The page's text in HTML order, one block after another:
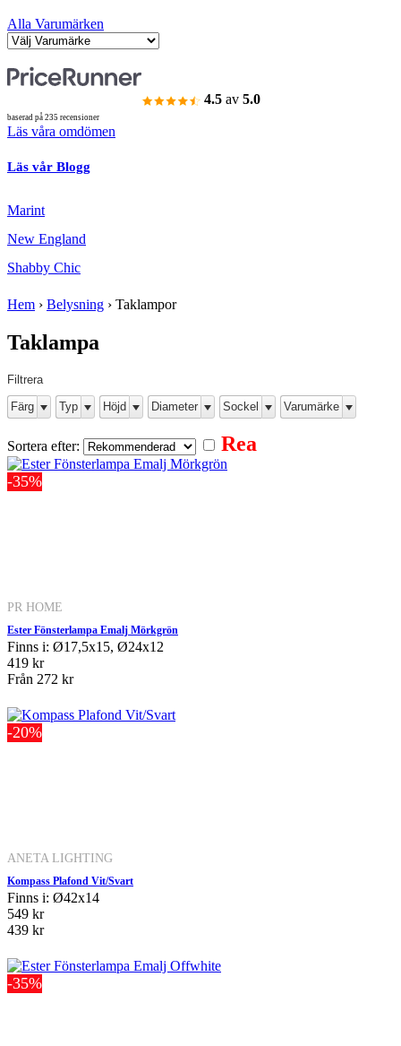
Alla Varumärken
4.5 av 5.0
baserad på 235 recensioner
Läs våra omdömen
Läs vår Blogg
Marint
New England
Shabby Chic
Hem › Belysning › Taklampor
Taklampa
Filtrera
Färg
Typ Höjd Diameter Sockel Varumärke
Sortera efter: Rea
-35%
PR HOME
Ester Fönsterlampa Emalj Mörkgrön
Finns i: Ø17,5x15, Ø24x12
419 kr
Från 272 kr
-20%
ANETA LIGHTING
Kompass Plafond Vit/Svart
Finns i: Ø42x14
549 kr
439 kr
-35%